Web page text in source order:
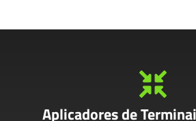

Aplicadores de